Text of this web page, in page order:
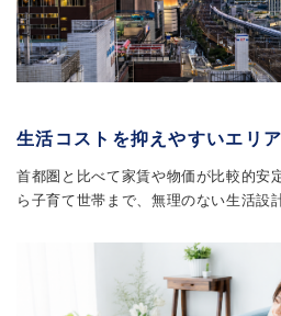
生活コストを抑えやすいエリア
首都圏と比べて家賃や物価が比較的安
ら子育て世帯まで、無理のない生活設